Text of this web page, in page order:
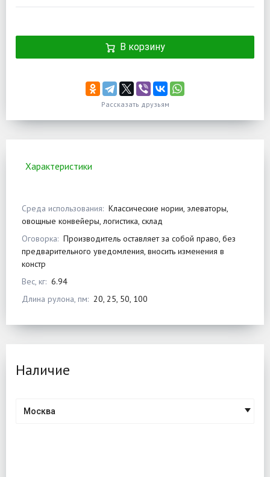
В корзину
Рассказать друзьям
Характеристики
Среда использования: Классические нории, элеваторы,
овощные конвейеры, логистика, склад
Оговорка: Производитель оставляет за собой право, без
предварительного уведомления, вносить изменения в
констр
Вес, кг: 6.94
Длина рулона, пм: 20, 25, 50, 100
Наличие
Москва